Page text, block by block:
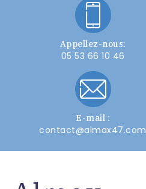
Appellez-nous:
05 53 66 10 46
E-mail :
contact@almax47.com